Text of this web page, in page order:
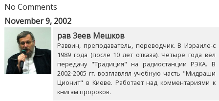
No Comments
November 9, 2002
рав Зеев Мешков
Раввин, преподаватель, переводчик. В Израиле-с
1989 года (после 10 лет отказа). Четыре года вёл
передачу "Традиция" на радиостанции РЭКА. В
2002-2005 гг. возглавлял учебную часть "Мидраши
Ционит" в Киеве. Работает над комментариями к
книгам пророков.